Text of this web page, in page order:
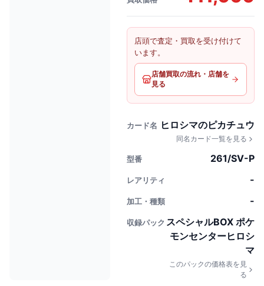
店頭で査定・買取を受け付けて
います。
店舗買取の流れ・店舗を
見る
カード名 ヒロシマのピカチュウ
同名カード一覧を見る
型番 261/SV-P
レアリティ -
加工・種類 -
収録パック スペシャルBOX ポケ
モンセンターヒロシ
マ
このパックの価格表を見
る